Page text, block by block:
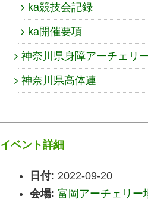
ka競技会記録
ka開催要項
神奈川県身障アーチェリ
神奈川県高体連
イベント詳細
日付: 2022-09-20
会場: 富岡アーチェリー